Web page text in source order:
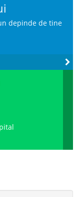
depinde de tine